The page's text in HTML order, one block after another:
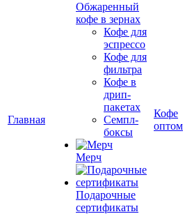
Главная
Обжаренный
кофе в зернах
Кофе для
эспрессо
Кофе для
фильтра
Кофе в
дрип-
пакетах
Семпл-
боксы
Мерч
Подарочные
сертификаты
Кофе
оптом